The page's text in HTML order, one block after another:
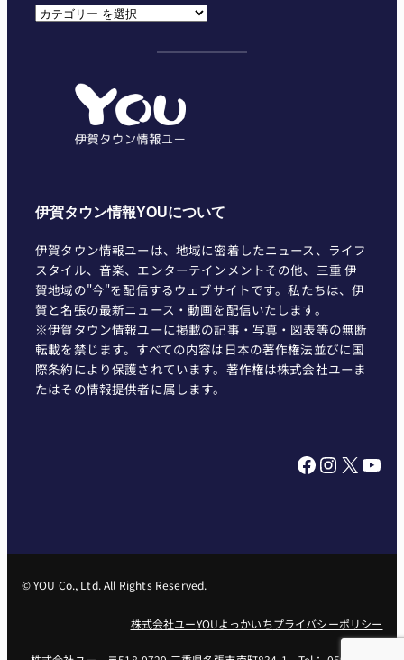
カ
伊賀タウン情報YOUについて
伊賀タウン情報ユーは、地域に密着したニュース、ライフ
スタイル、音楽、エンターテインメントその他、三重 伊
賀地域の"今"を配信するウェブサイトです。私たちは、伊
賀と名張の最新ニュース・動画を配信いたします。
※伊賀タウン情報ユーに掲載の記事・写真・図表等の無断
転載を禁じます。すべての内容は日本の著作権法並びに国
際条約により保護されています。著作権は株式会社ユーま
たはその情報提供者に属します。
Facebook InstagramX YouTube
© YOU Co., Ltd. All Rights Reserved.
株式会社ユーYOUよっかいちプライバシーポリシー